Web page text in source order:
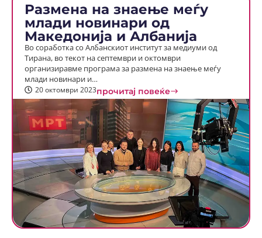
Размена на знаење меѓу
млади новинари од
Македонија и Албанија
Во соработка со Албанскиот институт за медиуми од
Тирана, во текот на септември и октомври
организиравме програма за размена на знаење меѓу
млади новинари и…
20 октомври 2023прочитај повеќе